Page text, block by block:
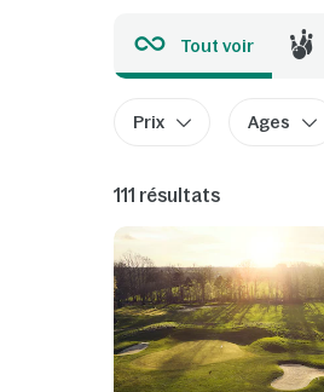
Tout voir
Prix Ages
111 résultats